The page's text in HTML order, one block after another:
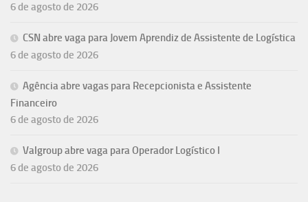
6 de agosto de 2026
CSN abre vaga para Jovem Aprendiz de Assistente de Logística
6 de agosto de 2026
Agência abre vagas para Recepcionista e Assistente
Financeiro
6 de agosto de 2026
Valgroup abre vaga para Operador Logístico I
6 de agosto de 2026